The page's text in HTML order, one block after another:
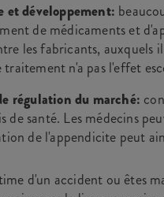
et développement:
de médicaments et
les fabricants, auxquels
traitement n'a pas l'effet
régulation du marché:
de santé. Les médecins
de l'appendicite peut
d'un accident ou êtes